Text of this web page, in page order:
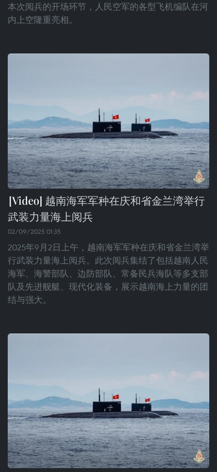
本次阅兵的开场环节，人民空军的各型飞机编队在河
内上空隆重亮相。
越南海军军种在庆和省金兰湾举行
武装力量海上阅兵
02/09/2025 01:35
2025年9月2日上午，越南海军军种在庆和省金兰湾举
行武装力量海上阅兵。此次阅兵集结了包括越南人民
海军、海警部队、边防部队、常备民兵海队等多支部
队及先进舰艇、现代化装备，展示越南海上力量的团
结与强大。